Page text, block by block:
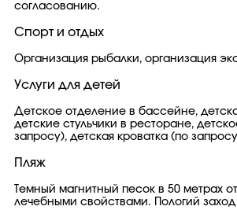
согласованию.
Спорт и отдых
Организация рыбалки, организация
Услуги для детей
Детское отделение в бассейне,
детские стульчики в ресторане,
запросу), детская кроватка (по
Пляж
Темный магнитный песок в 50 метрах
лечебными свойствами. Пологий